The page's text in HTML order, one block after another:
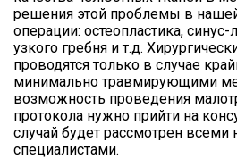
решения этой проблемы в
операции: остеопластика,
узкого гребня и т.д.
проводятся только в случае
минимально травмирующими
возможность проведения
протокола нужно прийти на
случай будет рассмотрен
специалистами.